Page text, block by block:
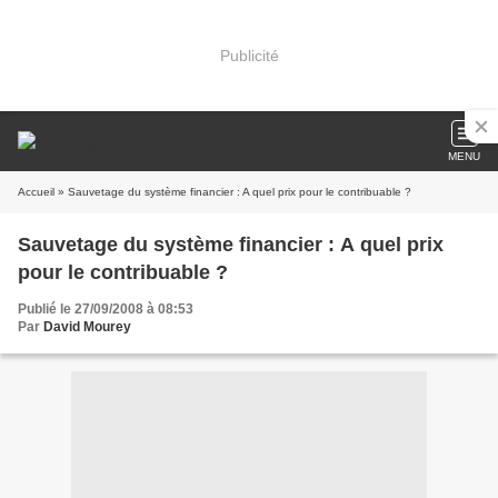
Publicité
MENU
Accueil » Sauvetage du système financier : A quel prix pour le contribuable ?
Sauvetage du système financier : A quel prix
pour le contribuable ?
Publié le 27/09/2008 à 08:53
Par David Mourey